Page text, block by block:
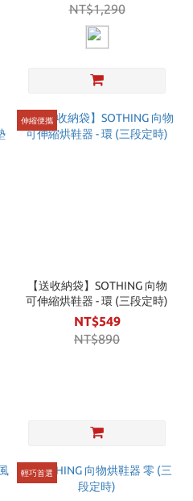
NT$1,290
伸縮便攜
【送收納袋】SOTHING 向物
可伸縮烘鞋器 - 環 (三段定時)
NT$549
NT$890
輕巧首選